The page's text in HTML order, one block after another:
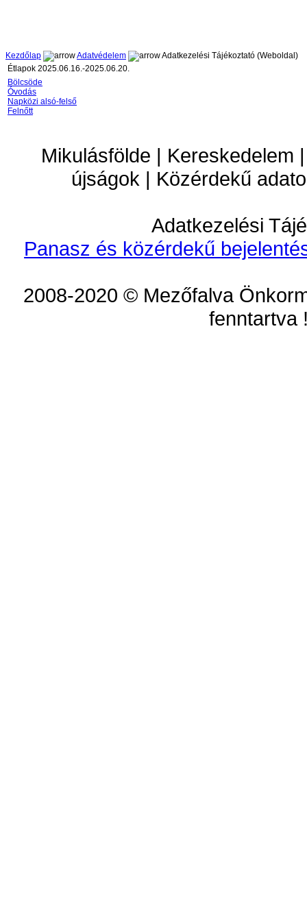
Kezdőlap Adatvédelem
Adatkezelési Tájékoztató (Weboldal)
Étlapok 2025.06.16.-2025.06.20.
Bölcsöde
Óvodás
Napközi alsó-felső
Felnőtt
Mikulásfölde | Kereskedelem
újságok | Közérdekű
Adatkezelési
Panasz és közérdekű
2008-2020 © Mezőfalva
fenntartva